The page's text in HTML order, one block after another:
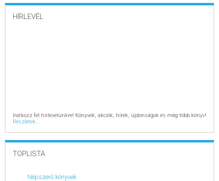
HÍRLEVÉL
Iratkozz fel hírlevelünkre! Könyvek, akciók, hírek, újdonságok és még több könyv!
Részletek...
TOPLISTA
Népszerű könyvek